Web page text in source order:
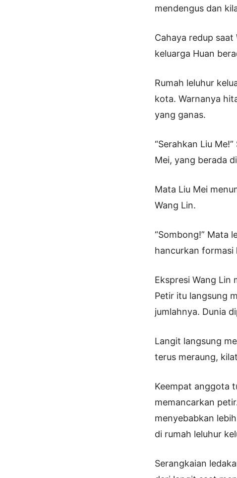
mendengus dan
Cahaya redup
keluarga Huan
Rumah leluhur
kota. Warnanya
yang ganas.
“Serahkan Liu
Mei, yang berada
Mata Liu Mei
Wang Lin.
“Sombong!” Mata
hancurkan formasi
Ekspresi Wang Lin
Petir itu langsung
jumlahnya. Dunia
Langit langsung
terus meraung,
Keempat anggota
memancarkan
menyebabkan
di rumah leluhur
Serangkaian